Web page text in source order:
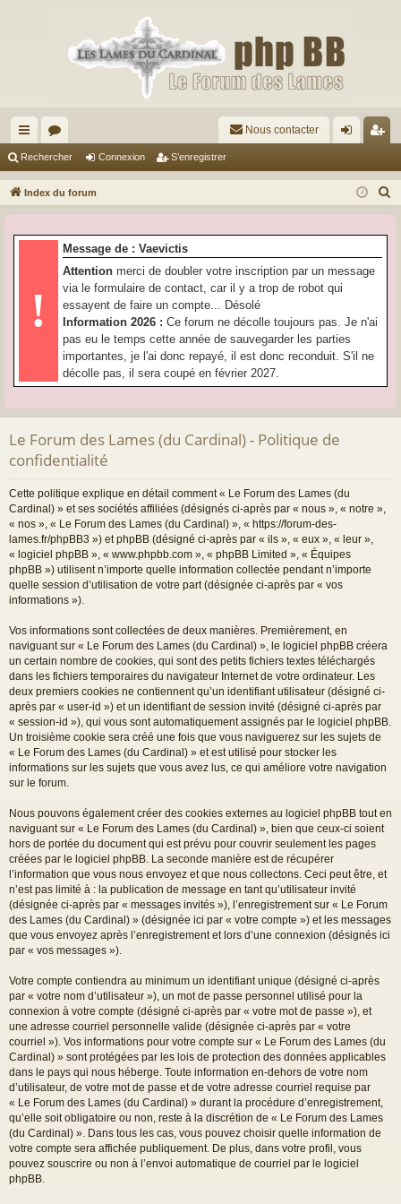
cc
ès
pi
or
u
s
Nous contacter
ne
on
nr
ist
Rechercher Connexion S’enregistrer
Index du forum
!
Message de : Vaevictis
Attention merci de doubler votre inscription par un message
via le formulaire de contact, car il y a trop de robot qui
essayent de faire un compte... Désolé
Information 2026 : Ce forum ne décolle toujours pas. Je n'ai
pas eu le temps cette année de sauvegarder les parties
importantes, je l'ai donc repayé, il est donc reconduit. S'il ne
décolle pas, il sera coupé en février 2027.
Le Forum des Lames (du Cardinal) - Politique de
confidentialité
Cette politique explique en détail comment « Le Forum des Lames (du
Cardinal) » et ses sociétés affiliées (désignés ci-après par « nous », « notre »,
« nos », « Le Forum des Lames (du Cardinal) », « https://forum-des-
lames.fr/phpBB3 ») et phpBB (désigné ci-après par « ils », « eux », « leur »,
« logiciel phpBB », « www.phpbb.com », « phpBB Limited », « Équipes
phpBB ») utilisent n’importe quelle information collectée pendant n’importe
quelle session d’utilisation de votre part (désignée ci-après par « vos
informations »).
Vos informations sont collectées de deux manières. Premièrement, en
naviguant sur « Le Forum des Lames (du Cardinal) », le logiciel phpBB créera
un certain nombre de cookies, qui sont des petits fichiers textes téléchargés
dans les fichiers temporaires du navigateur Internet de votre ordinateur. Les
deux premiers cookies ne contiennent qu’un identifiant utilisateur (désigné ci-
après par « user-id ») et un identifiant de session invité (désigné ci-après par
« session-id »), qui vous sont automatiquement assignés par le logiciel phpBB.
Un troisième cookie sera créé une fois que vous naviguerez sur les sujets de
« Le Forum des Lames (du Cardinal) » et est utilisé pour stocker les
informations sur les sujets que vous avez lus, ce qui améliore votre navigation
sur le forum.
Nous pouvons également créer des cookies externes au logiciel phpBB tout en
naviguant sur « Le Forum des Lames (du Cardinal) », bien que ceux-ci soient
hors de portée du document qui est prévu pour couvrir seulement les pages
créées par le logiciel phpBB. La seconde manière est de récupérer
l’information que vous nous envoyez et que nous collectons. Ceci peut être, et
n’est pas limité à : la publication de message en tant qu’utilisateur invité
(désignée ci-après par « messages invités »), l’enregistrement sur « Le Forum
des Lames (du Cardinal) » (désignée ici par « votre compte ») et les messages
que vous envoyez après l’enregistrement et lors d’une connexion (désignés ici
par « vos messages »).
Votre compte contiendra au minimum un identifiant unique (désigné ci-après
par « votre nom d’utilisateur »), un mot de passe personnel utilisé pour la
connexion à votre compte (désigné ci-après par « votre mot de passe »), et
une adresse courriel personnelle valide (désignée ci-après par « votre
courriel »). Vos informations pour votre compte sur « Le Forum des Lames (du
Cardinal) » sont protégées par les lois de protection des données applicables
dans le pays qui nous héberge. Toute information en-dehors de votre nom
d’utilisateur, de votre mot de passe et de votre adresse courriel requise par
« Le Forum des Lames (du Cardinal) » durant la procédure d’enregistrement,
qu’elle soit obligatoire ou non, reste à la discrétion de « Le Forum des Lames
(du Cardinal) ». Dans tous les cas, vous pouvez choisir quelle information de
votre compte sera affichée publiquement. De plus, dans votre profil, vous
pouvez souscrire ou non à l’envoi automatique de courriel par le logiciel
phpBB.